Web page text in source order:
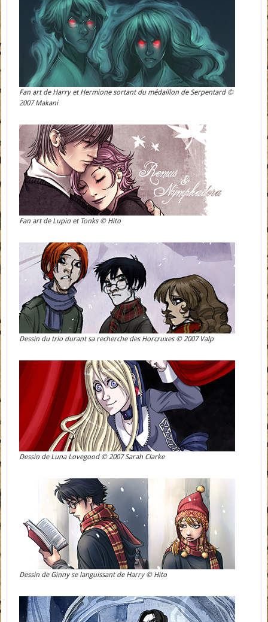
Fan art de Harry et Hermione sortant du médaillon de Serpentard ©
2007 Makani
Fan art de Lupin et Tonks © Hito
Dessin du trio durant sa recherche des Horcruxes © 2007 Valp
Dessin de Luna Lovegood © 2007 Sarah Clarke
Dessin de Ginny se languissant de Harry © Hito